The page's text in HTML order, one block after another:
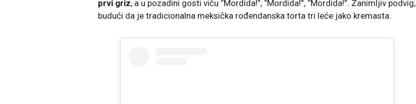
prvi griz, a u pozadini gosti viču “Mordida!”, “Mordida!”, “Mordida!”. Zanimljiv podvig,
budući da je tradicionalna meksička rođendanska torta tri leće jako kremasta.